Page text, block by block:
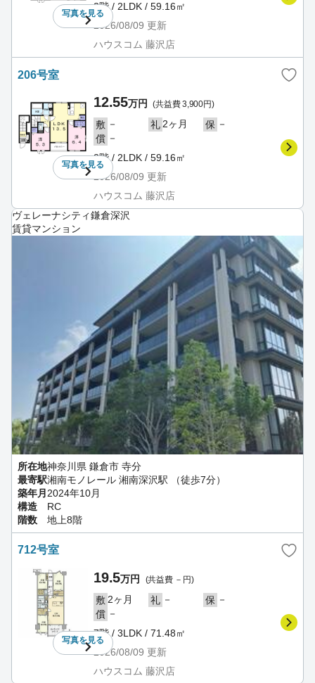
写真を見る
2階 / 2LDK / 59.16㎡
2026/08/09 更新
ハウスコム 藤沢店
206号室
写真を見る
12.55万円 (共益費 3,900円)
敷 － 礼2ヶ月 保 －
償 －
2階 / 2LDK / 59.16㎡
2026/08/09 更新
ハウスコム 藤沢店
ヴェレーナシティ鎌倉深沢
賃貸マンション
所在地神奈川県 鎌倉市 寺分
最寄駅湘南モノレール 湘南深沢駅 （徒歩7分）
築年月 2024年10月
構造
RC
階数
地上8階
712号室
写真を見る
19.5万円 (共益費 －円)
敷 2ヶ月 礼 － 保 －
償 －
7階 / 3LDK / 71.48㎡
2026/08/09 更新
ハウスコム 藤沢店